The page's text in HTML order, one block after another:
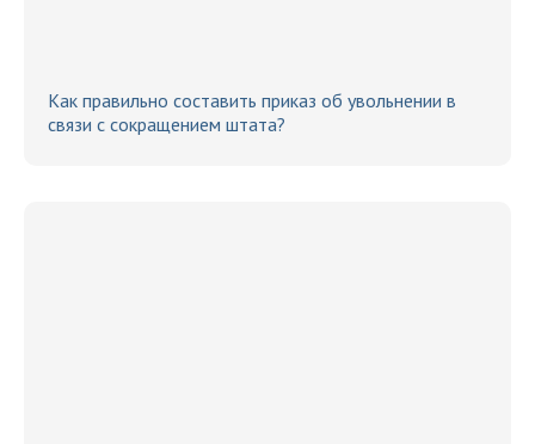
Как правильно составить приказ об увольнении в
связи с сокращением штата?